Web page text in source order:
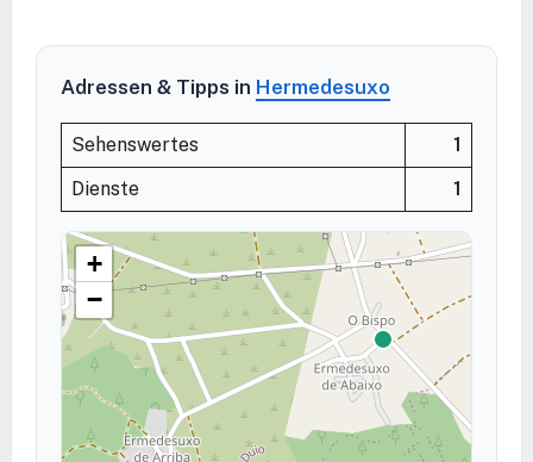
Adressen & Tipps in Hermedesuxo
Sehenswertes
1
Dienste
1
+
−